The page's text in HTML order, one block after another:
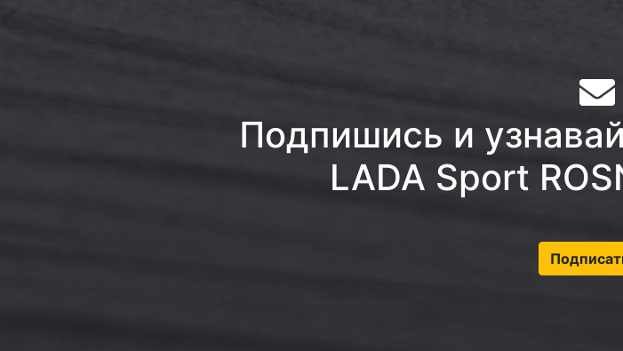
Подпишись и
LADA Sport